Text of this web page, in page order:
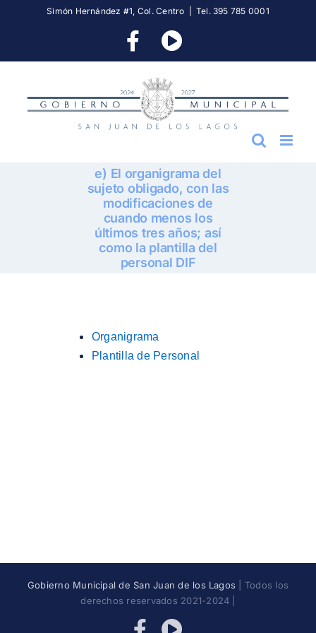
Simón Hernández #1, Col. Centro Tel. 395 785 0001
FacebookYouTube
e) El organigrama del
sujeto obligado, con las
modificaciones de
cuando menos los
últimos tres años; así
como la plantilla del
personal DIF
Organigrama
Plantilla de Personal
Gobierno Municipal de San Juan de los Lagos | Todos los
derechos reservados 2021-2024 |